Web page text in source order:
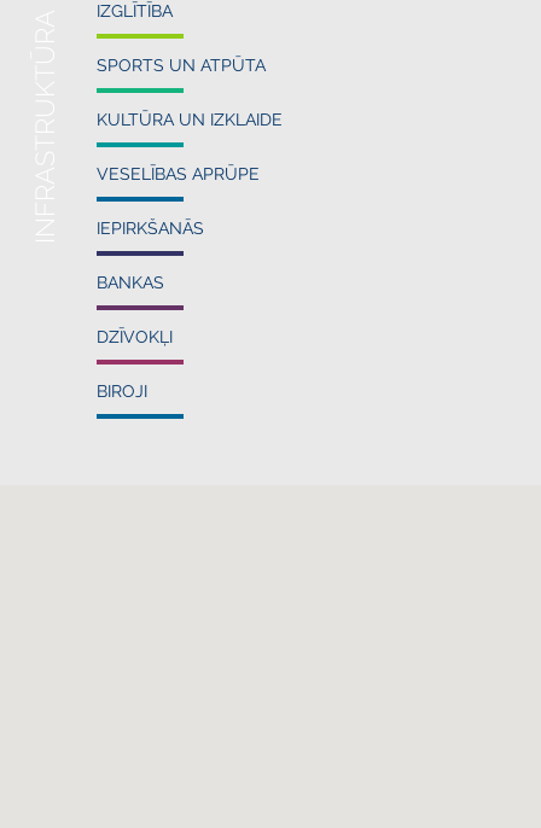
IZGLĪTĪBA
SPORTS UN ATPŪTA
KULTŪRA UN IZKLAIDE
VESELĪBAS APRŪPE
IEPIRKŠANĀS
BANKAS
DZĪVOKĻI
BIROJI